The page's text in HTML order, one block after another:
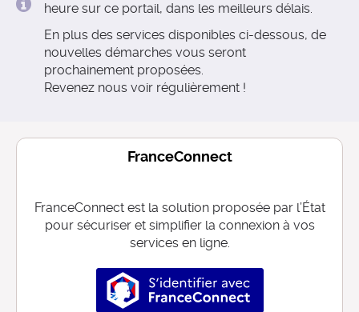
heure sur ce portail, dans les meilleurs délais.
En plus des services disponibles ci-dessous, de
nouvelles démarches vous seront
prochainement proposées.
Revenez nous voir régulièrement !
FranceConnect
FranceConnect est la solution proposée par l’État
pour sécuriser et simplifier la connexion à vos
services en ligne.
S’identifier avec